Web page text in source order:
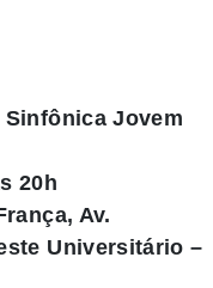
Jovem
20h
Av.
Universitário –